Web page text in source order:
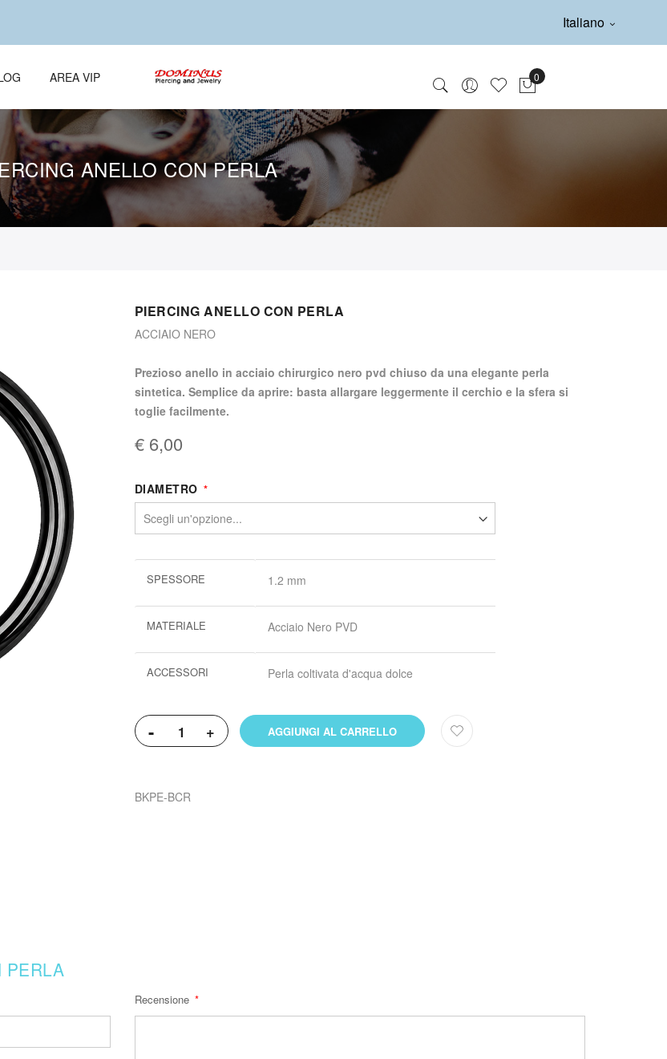
Italiano
AREA VIP
ANELLO CON PERLA
PIERCING ANELLO CON PERLA
ACCIAIO NERO
prezioso anello in acciaio chirurgico nero pvd chiuso da una elegante perla
sintetica. Semplice da aprire: basta allargare leggermente il cerchio e la sfera si
toglie facilmente.
€ 6,00
DIAMETRO
informazioni
SPESSORE 1.2 mm
MATERIALE Acciaio Nero PVD
ACCESSORI Perla coltivata d'acqua dolce
- + AGGIUNGI AL CARRELLO
BKPE-BCR
PERLA
Recensione